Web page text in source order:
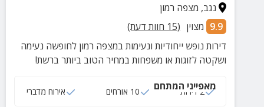
נגב, מצפה רמון
9.9 מצוין (
15 חוות דעת)
דירות נופש ייחודיות ונעימות במצפה רמון לחופשה נעימה
ושקטה לזוגות או משפחות במחיר הטוב ביותר ברשת!
מאפייני המתחם
2 דירות 10 אורחים אירוח מדברי